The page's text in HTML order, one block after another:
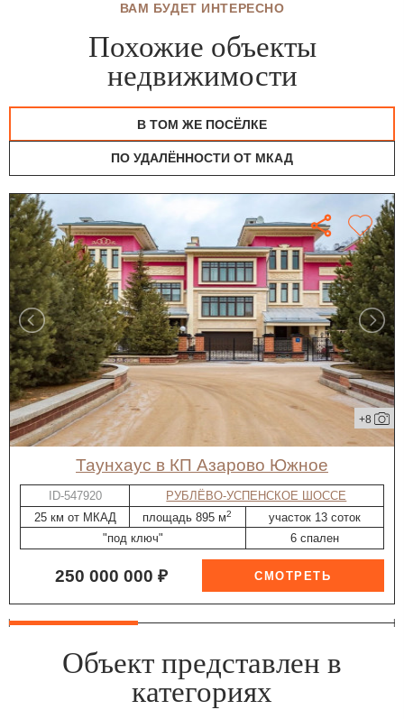
ВАМ БУДЕТ ИНТЕРЕСНО
Похожие объекты
недвижимости
В ТОМ ЖЕ ПОСЁЛКЕ
ПО УДАЛЁННОСТИ ОТ МКАД
+8
таунхаус в КП Азарово Южное
ID-547920
РУБЛЁВО-УСПЕНСКОЕ ШОССЕ
25 км от МКАД
площадь 895 м2
участок 13 соток
"под ключ"
6 спален
250 000 000 ₽
Объект представлен в
категориях